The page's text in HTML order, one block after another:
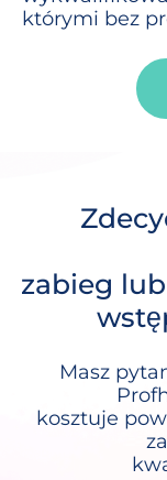
którymi bez
zabieg
Masz
kosztuje